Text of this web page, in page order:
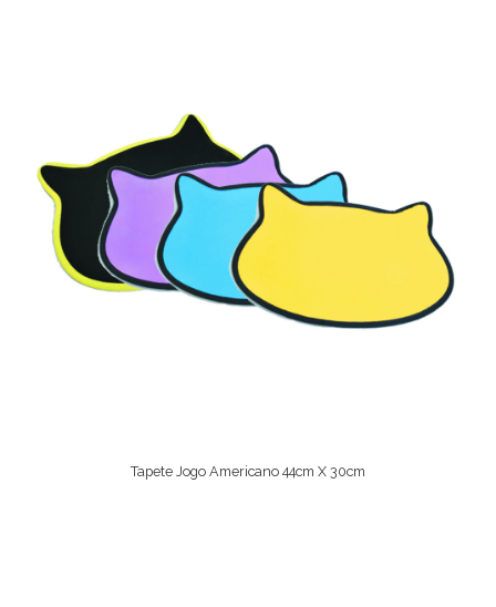
Tapete Jogo Americano 44cm X 30cm
Ver Opções